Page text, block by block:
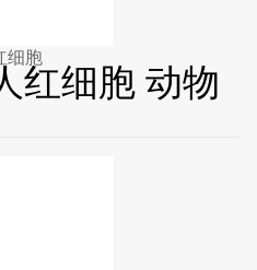
胞 动物红细胞
红细胞 动物